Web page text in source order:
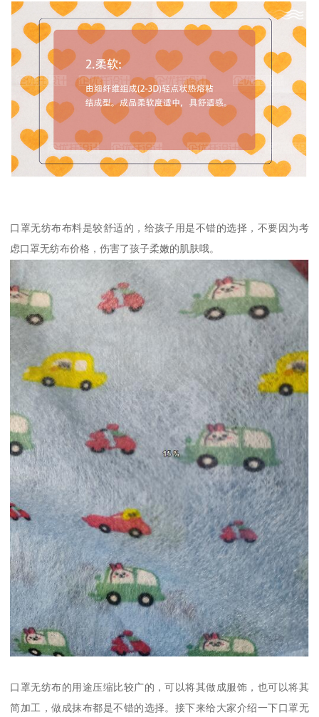
口罩无纺布布料是较舒适的，给孩子用是不错的选择，不要因为考
虑口罩无纺布价格，伤害了孩子柔嫩的肌肤哦。
口罩无纺布的用途压缩比较广的，可以将其做成服饰，也可以将其
简加工，做成抹布都是不错的选择。接下来给大家介绍一下口罩无